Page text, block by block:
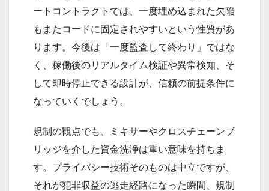
ートコントラクトでは、一度埋め込まれた欠陥
もまたコードに固定されやすいという性質があ
ります。今後は「一度監査して終わり」ではな
く、稼働後のリアルタイム検証や異常検知、そ
して即時停止できる設計が、信頼の前提条件に
なっていくでしょう。
規制の観点でも、ミキサーやクロスチェーンブ
リッジを介した資金洗浄は重い意味を持ちま
す。プライバシー技術そのものは中立ですが、
それが犯罪収益の逃走経路になった瞬間、規制